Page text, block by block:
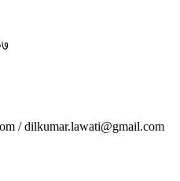
/ dilkumar.lawati@gmail.com